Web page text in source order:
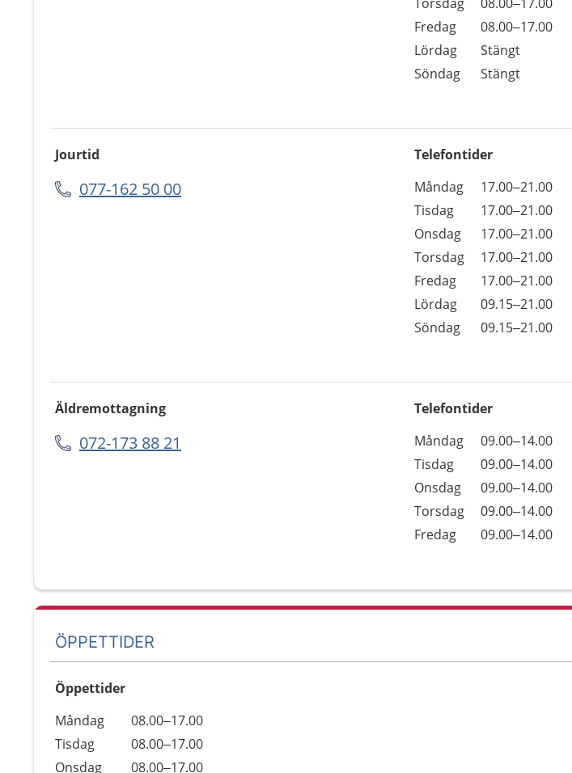
Fredag
08.00–17.00
Lördag
Stängt
Söndag
Stängt
Jourtid
077-162 50 00
Telefontider
Dag
Öppettider
Kommentarer
Måndag
17.00–21.00
Tisdag
17.00–21.00
Onsdag
17.00–21.00
Torsdag
17.00–21.00
Fredag
17.00–21.00
Lördag
09.15–21.00
Söndag
09.15–21.00
Äldremottagning
072-173 88 21
Telefontider
Dag
Öppettider
Kommentarer
Måndag
09.00–14.00
Tisdag
09.00–14.00
Onsdag
09.00–14.00
Torsdag
09.00–14.00
Fredag
09.00–14.00
ÖPPETTIDER
Öppettider
Dag
Öppettider
Kommentarer
Måndag
08.00–17.00
Tisdag
08.00–17.00
Onsdag
08.00–17.00